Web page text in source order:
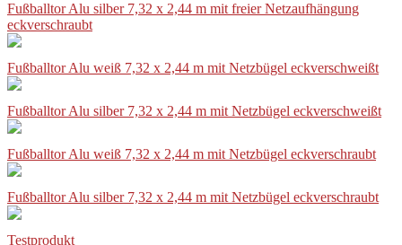
Fußballtor Alu silber 7,32 x 2,44 m mit freier Netzaufhängung
eckverschraubt
Fußballtor Alu weiß 7,32 x 2,44 m mit Netzbügel eckverschweißt
Fußballtor Alu silber 7,32 x 2,44 m mit Netzbügel eckverschweißt
Fußballtor Alu weiß 7,32 x 2,44 m mit Netzbügel eckverschraubt
Fußballtor Alu silber 7,32 x 2,44 m mit Netzbügel eckverschraubt
Testprodukt